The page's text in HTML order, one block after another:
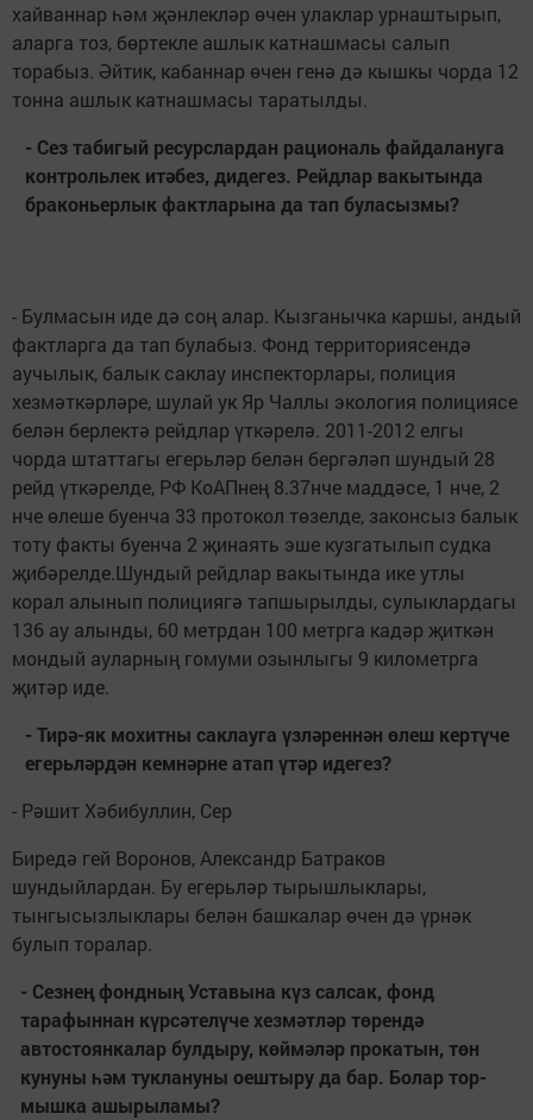
хайваннар һәм җәнлекләр өчен улаклар урнаштырып,
аларга тоз, бөртекле ашлык катна­шмасы салып
торабыз. Әйтик, кабаннар өчен генә дә кышкы чорда 12
тонна ашлык катнашма­сы таратылды.
- Сез табигый ресур­слардан рациональ файдалануга
конт­рольлек итәбез, ди­дегез. Рейдлар вакы­тында
браконьерлык фактларына да тап буласызмы?
- Булмасын иде дә соң алар. Кызганычка кар­шы, андый
фактларга да тап булабыз. Фонд территориясендә
аучы­лык, балык саклау ин­спекторлары, полиция
хезмәткәрләре, шулай ук Яр Чаллы экология по­лициясе
белән берлектә рейдлар үткәрелә. 2011-2012 елгы
чорда штат­тагы егерьләр белән бергәләп шундый 28
рейд үткәрелде, РФ КоАПнең 8.37нче маддәсе, 1 нче, 2
нче өлеше буенча 33 про­токол төзелде, законсыз балык
тоту факты буен­ча 2 җинаять эше кузга­тылып судка
җибәрелде.Шундый рейдлар вакы­тында ике утлы
корал алынып полициягә тап­шырылды, сулыклардагы
136 ау алынды, 60 мет­рдан 100 метрга кадәр җиткән
мондый ауларның гомуми озынлыгы 9 кило­метрга
җитәр иде.
- Тирә-як мохитны саклауга үзләреннән өлеш кертүче
егерьләрдән кемнәрне атап үтәр идегез?
- Рәшит Хәбибуллин, Сер­
Биредә гей Воронов, Александр Батраков
шундыйлардан. Бу егерьләр тырышлы­клары,
тынгысызлыклары белән башкалар өчен дә үрнәк
булып торалар.
- Сезнең фондның Уставына күз салсак, фонд
тарафыннан күрсәтелүче хезмәтләр төрендә
автостоянка­лар булдыру, көймәләр прокатын, төн
кунуны һәм туклануны оешты­ру да бар. Болар тор­
мышка ашырыламы?